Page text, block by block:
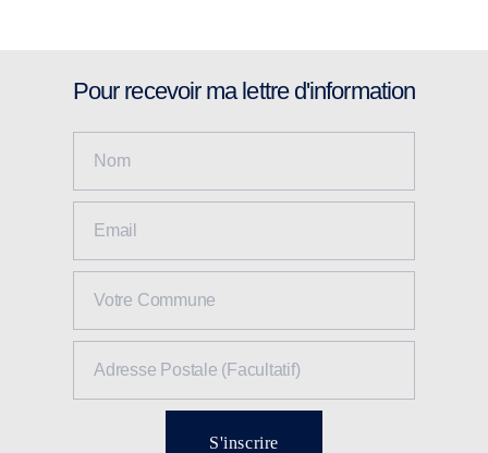
Pour recevoir ma lettre d'information
S'inscrire